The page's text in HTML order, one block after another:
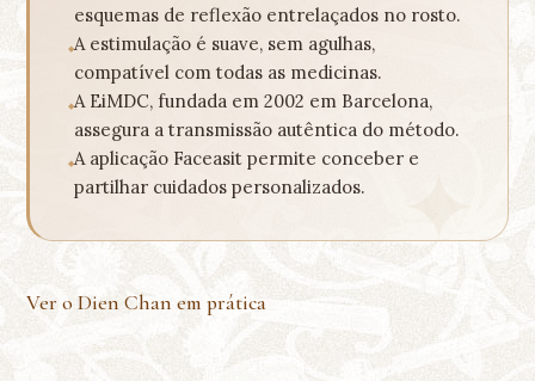
esquemas de reflexão entrelaçados no rosto.
A estimulação é suave, sem agulhas,
compatível com todas as medicinas.
A EiMDC, fundada em 2002 em Barcelona,
assegura a transmissão autêntica do método.
A aplicação Faceasit permite conceber e
partilhar cuidados personalizados.
Ver o Dien Chan em prática